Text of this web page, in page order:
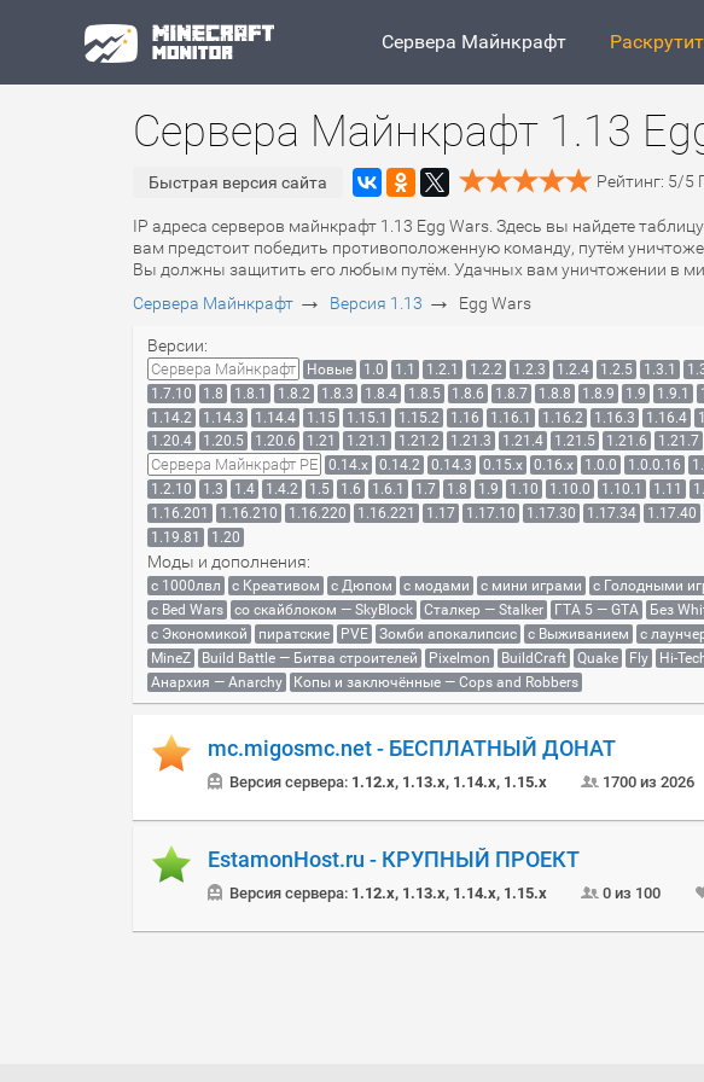
Сервера Майнкрафт
Сервера Майнкрафт 1.13
Быстрая версия сайта Рейтинг: 5/5
IP адреса серверов майнкрафт 1.13 Egg Wars. Здесь вы найдете
вам предстоит победить противоположенную команду, путём
Вы должны защитить его любым путём. Удачных вам уничтожении в
Сервера Майнкрафт → Версия 1.13 → Egg Wars
Версии:
Сервера Майнкрафт Новые 1.0 1.1 1.2.1 1.2.2 1.2.3 1.2.4 1.2.5 1.3.1
1.7.10
1.8 1.8.1 1.8.2 1.8.3 1.8.4 1.8.5 1.8.6 1.8.7 1.8.8 1.8.9 1.9 1.9.1
1.14.2
1.14.3 1.14.4 1.15 1.15.1 1.15.2 1.16 1.16.1 1.16.2 1.16.3 1.16.4
1.20.4
1.20.5 1.20.6 1.21 1.21.1 1.21.2 1.21.3 1.21.4 1.21.5 1.21.6 1.21.7
Сервера Майнкрафт PE 0.14.x 0.14.2 0.14.3 0.15.x 0.16.x 1.0.0 1.0.0.16
1.2.10
1.3 1.4 1.4.2 1.5 1.6 1.6.1 1.7 1.8 1.9 1.10 1.10.0 1.10.1 1.11
1.16.201
1.16.210 1.16.220 1.16.221 1.17 1.17.10 1.17.30 1.17.34 1.17.40
1.19.81
1.20
Моды и дополнения:
с 1000лвл c Креативом с Дюпом с модами с мини играми с Голодными
с Bed Wars
со скайблоком — SkyBlock Сталкер — Stalker ГТА 5 — GTA Без
с Экономикой
пиратские PVE Зомби апокалипсис с Выживанием с
MineZ
Build Battle — Битва строителей Pixelmon BuildCraft Quake Fly Hi-
Анархия — Anarchy
Копы и заключённые — Cops and Robbers
mc.migosmc.net - БЕСПЛАТНЫЙ ДОНАТ
Версия сервера: 1.12.x, 1.13.x, 1.14.x, 1.15.x 1700 из 2026
EstamonHost.ru - КРУПНЫЙ ПРОЕКТ
Версия сервера: 1.12.x, 1.13.x, 1.14.x, 1.15.x 0 из 100